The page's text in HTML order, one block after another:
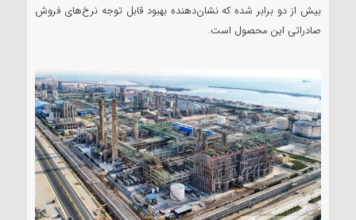
بیش از دو برابر شده که نشان‌دهنده بهبود قابل توجه نرخ‌های فروش
صادراتی این محصول است.